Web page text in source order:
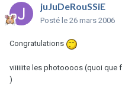
juJuDeRouSSiE
Posté le 26 mars 2006
Congratulations
viiiiiite les photoooos (quoi que
)